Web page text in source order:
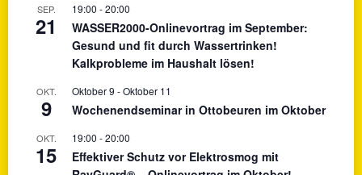
SEP.
21
19:00 -20:00
WASSER2000-Onlinevortrag im September:
Gesund und fit durch Wassertrinken!
Kalkprobleme im Haushalt lösen!
OKT.
9
Oktober 9 -Oktober 11
Wochenendseminar in Ottobeuren im Oktober
OKT.
15
19:00 -20:00
Effektiver Schutz vor Elektrosmog mit